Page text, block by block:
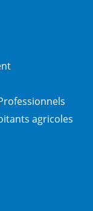
agricoles